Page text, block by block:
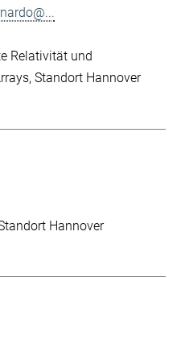
Relativität und
Standort Hannover
Hannover